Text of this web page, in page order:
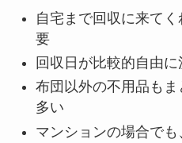
自宅まで回収に来て
要
回収日が比較的自由に
布団以外の不用品も
多い
マンションの場合で